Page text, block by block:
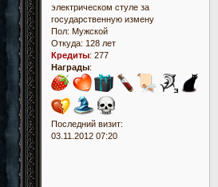
электрическом стуле за
государственную измену
Пол: Мужской
Откуда: 128 лет
Кредиты: 277
Награды:
Последний визит:
03.11.2012 07:20